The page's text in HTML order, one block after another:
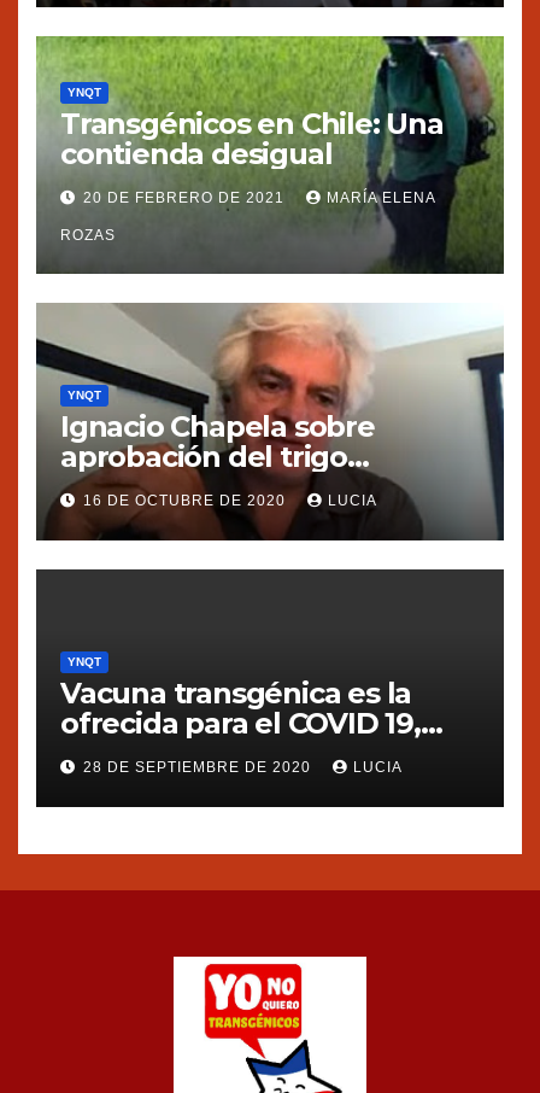
YNQT
Transgénicos en Chile: Una
contienda desigual
20 DE FEBRERO DE 2021 MARÍA ELENA
ROZAS
YNQT
Ignacio Chapela sobre
aprobación del trigo
transgénico en Argentina
16 DE OCTUBRE DE 2020 LUCIA
YNQT
Vacuna transgénica es la
ofrecida para el COVID 19,
dice Silvia Ribeiro de ETC
group
28 DE SEPTIEMBRE DE 2020 LUCIA